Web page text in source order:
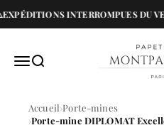
Passer au contenuINTERROMPUES DU
MenuRecherche
Papeterie
Accueil Porte-mines
Porte-mine DIPLOMAT